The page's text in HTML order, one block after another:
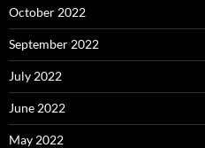
October 2022
September 2022
July 2022
June 2022
May 2022